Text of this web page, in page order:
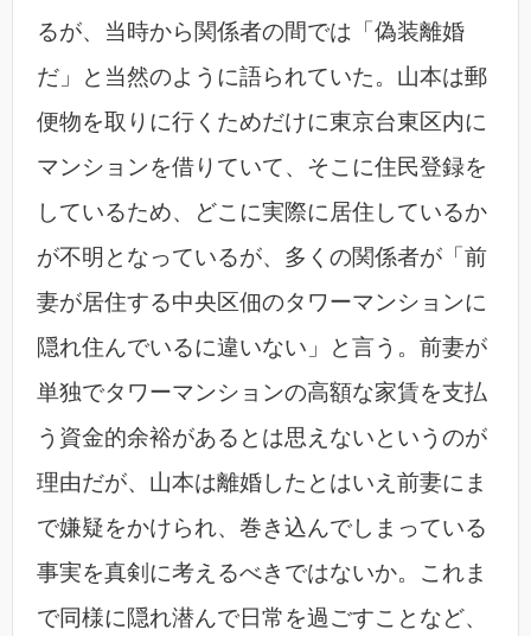
るが、当時から関係者の間では「偽装離婚
だ」と当然のように語られていた。山本は郵
便物を取りに行くためだけに東京台東区内に
マンションを借りていて、そこに住民登録を
しているため、どこに実際に居住しているか
が不明となっているが、多くの関係者が「前
妻が居住する中央区佃のタワーマンションに
隠れ住んでいるに違いない」と言う。前妻が
単独でタワーマンションの高額な家賃を支払
う資金的余裕があるとは思えないというのが
理由だが、山本は離婚したとはいえ前妻にま
で嫌疑をかけられ、巻き込んでしまっている
事実を真剣に考えるべきではないか。これま
で同様に隠れ潜んで日常を過ごすことなど、